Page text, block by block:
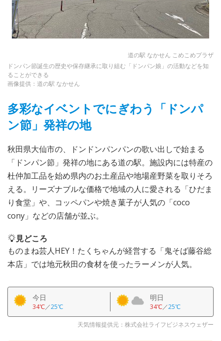
道の駅 なかせん こめこめプラザ
ドンパン節誕生の歴史や保存継承に取り組む「ドンパン娘」の活動などを知
ることができる
画像提供：道の駅 なかせん
多彩なイベントでにぎわう「ドンパ
ン節」発祥の地
秋田県大仙市の、ドンドンパンパンの歌い出しで始まる
「ドンパン節」発祥の地にある道の駅。施設内には特産の
杜仲加工品を始め県内のお土産品や地場産野菜を取りそろ
える。リーズナブルな価格で地域の人に愛される「ひだま
り食堂」や、コッペパンや焼き菓子が人気の「coco
cony」などの店舗が並ぶ。
見どころ
ものまね芸人HEY！たくちゃんが経営する「鬼そば藤谷総
本店」では地元秋田の食材を使ったラーメンが人気。
今日
34℃／25℃
明日
34℃／25℃
天気情報提供元：株式会社ライフビジネスウェザー